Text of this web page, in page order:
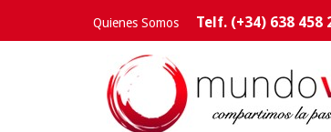
Quienes Somos Telf. (+34) 638 458